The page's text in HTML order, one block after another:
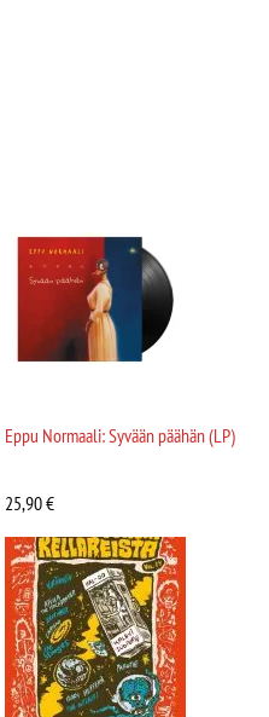
Eppu Normaali: Syvään päähän (LP)
25,90€